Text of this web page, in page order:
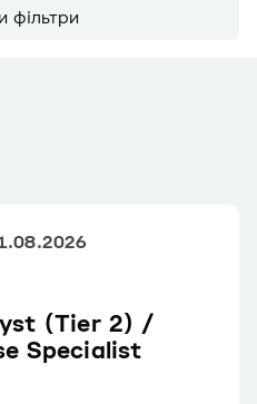
фільтри
(Tier 2) /
Specialist